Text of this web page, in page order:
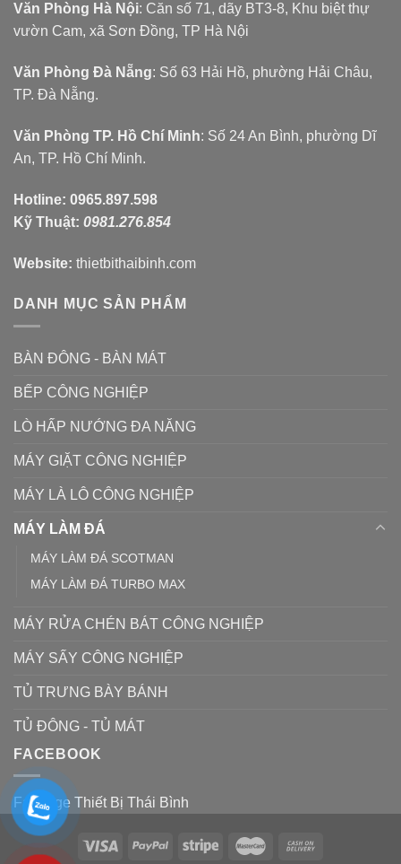
Văn Phòng Hà Nội: Căn số 71, dãy BT3-8, Khu biệt thự
vườn Cam, xã Sơn Đồng, TP Hà Nội
Văn Phòng Đà Nẵng: Số 63 Hải Hồ, phường Hải Châu,
TP. Đà Nẵng.
Văn Phòng TP. Hồ Chí Minh: Số 24 An Bình, phường Dĩ
An, TP. Hồ Chí Minh.
Hotline: 0965.897.598
Kỹ Thuật: 0981.276.854
Website: thietbithaibinh.com
DANH MỤC SẢN PHẨM
BÀN ĐÔNG - BÀN MÁT
BẾP CÔNG NGHIỆP
LÒ HẤP NƯỚNG ĐA NĂNG
MÁY GIẶT CÔNG NGHIỆP
MÁY LÀ LÔ CÔNG NGHIỆP
MÁY LÀM ĐÁ
MÁY LÀM ĐÁ SCOTMAN
MÁY LÀM ĐÁ TURBO MAX
MÁY RỬA CHÉN BÁT CÔNG NGHIỆP
MÁY SẤY CÔNG NGHIỆP
TỦ TRƯNG BÀY BÁNH
TỦ ĐÔNG - TỦ MÁT
FACEBOOK
Fanpage Thiết Bị Thái Bình